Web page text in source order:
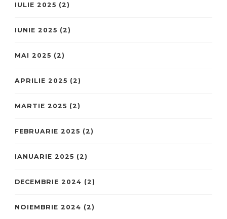
IULIE 2025 (2)
IUNIE 2025 (2)
MAI 2025 (2)
APRILIE 2025 (2)
MARTIE 2025 (2)
FEBRUARIE 2025 (2)
IANUARIE 2025 (2)
DECEMBRIE 2024 (2)
NOIEMBRIE 2024 (2)